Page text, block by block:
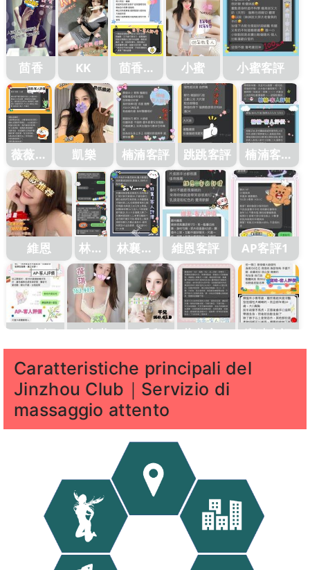
茴香 KK
茴香客
評1
小蜜 小蜜客評
薇薇客
評
凱樂 楠湳客評 跳跳客評
楠湳客評
1
維恩
林襄
客評
林襄客
評1
維恩客評 AP客評1
AP客評 葆琪 千兒
薇薇客評
1
潔咪客評
寶
寶藍客
KK客評
凱
評1
維恩客評
千兒
客評
1
元元 佩綺 林襄
Caratteristiche principali del
Jinzhou Club｜Servizio di
massaggio attento